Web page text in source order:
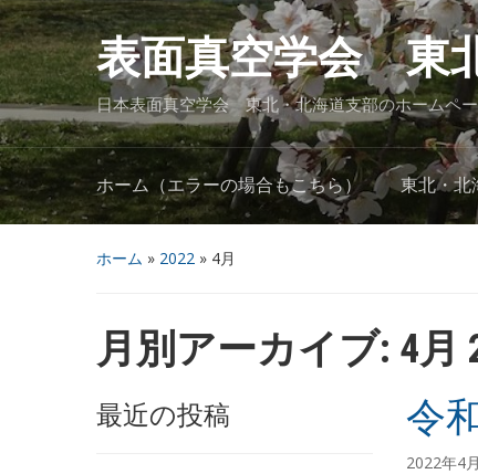
表面真空学会 東
日本表面真空学会 東北・北海道支部のホームペ
ホーム（エラーの場合もこちら） 東北・北
ホーム » 2022 » 4月
月別アーカイブ: 4月
最近の投稿 令
2022年4